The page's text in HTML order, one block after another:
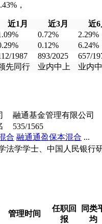
，
近1月 近3月
近6
0.72%
2.29%
0.12%
6.24%
1987 893/2025
657/
先同行 业内中上
业内
融通基金管理有限公司
535/1565
合 融通通盈保本混合 ...
法学学士、中国人民银行
管理时间
任职回
报
同类
均